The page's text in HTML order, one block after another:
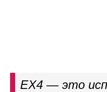
EX4 — это